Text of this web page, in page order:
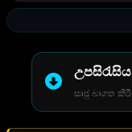
සෘජු බාගත